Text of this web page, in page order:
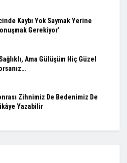
Kaybı Yok Saymak Yerine
Gerekiyor’
Ama Gülüşüm Hiç Güzel
Zihnimiz De Bedenimiz De
Yazabilir